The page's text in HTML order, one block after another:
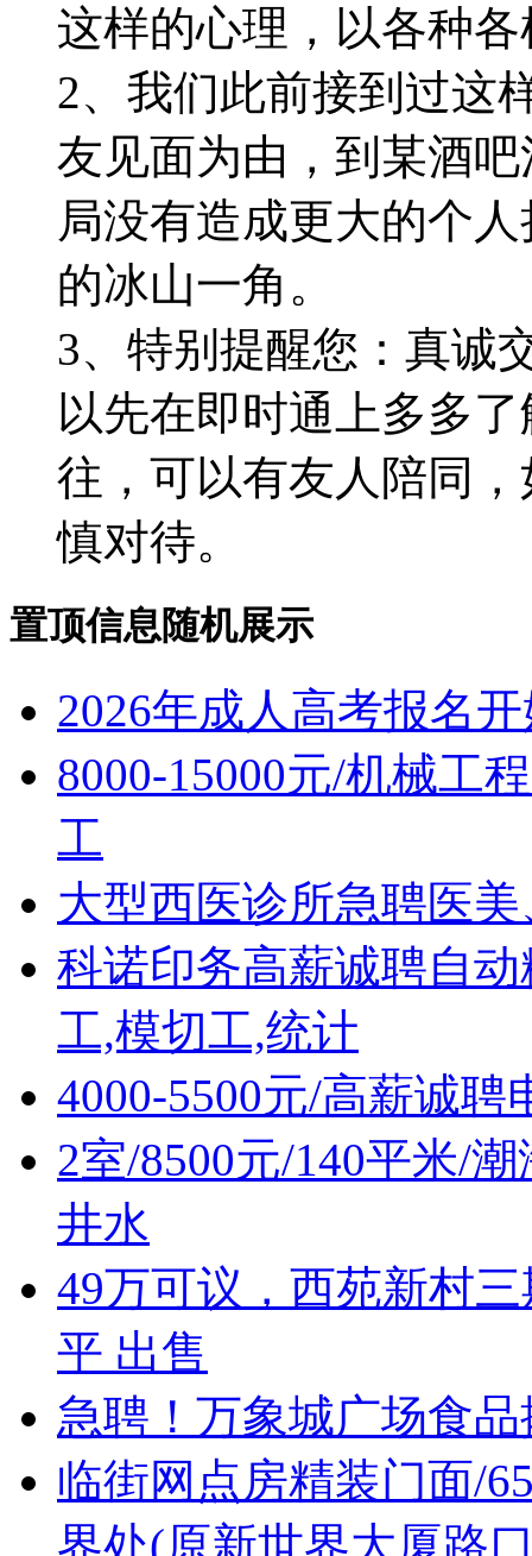
这样的心理，以各种
2、我们此前接到过这
友见面为由，到某酒
局没有造成更大的个
的冰山一角。
3、特别提醒您：真诚
以先在即时通上多多
往，可以有友人陪同
慎对待。
置顶信息随机展示
2026年成人高考报名
8000-15000元/机械工
工
大型西医诊所急聘医
科诺印务高薪诚聘自
工,模切工,统计
4000-5500元/高薪诚
2室/8500元/140平米/
井水
49万可议，西苑新村
平 出售
急聘！万象城广场食
临街网点房精装门面/
界处(原新世界大厦路